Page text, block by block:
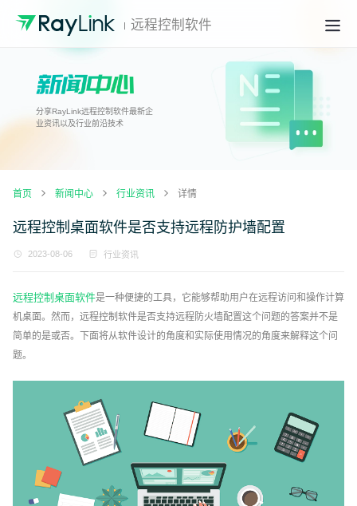
远程控制软件
分享RayLink远程控制软件最新企
业资讯以及行业前沿技术
首页 新闻中心 行业资讯 详情
远程控制桌面软件是否支持远程防护墙配置
2023-08-06 行业资讯
远程控制桌面软件是一种便捷的工具，它能够帮助用户在远程访问和操作计算
机桌面。然而，远程控制软件是否支持远程防火墙配置这个问题的答案并不是
简单的是或否。下面将从软件设计的角度和实际使用情况的角度来解释这个问
题。